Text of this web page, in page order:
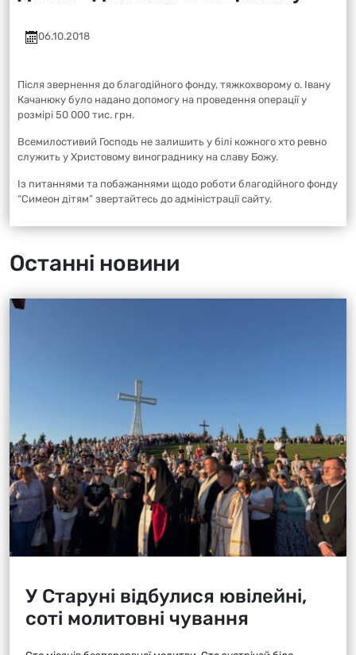
06.10.2018
Після звернення до благодійного фонду, тяжкохворому о. Івану
Качанюку було надано допомогу на проведення операції у
розмірі 50 000 тис. грн.
Всемилостивий Господь не залишить у білі кожного хто ревно
служить у Христовому винограднику на славу Божу.
Із питаннями та побажаннями щодо роботи благодійного фонду
“Симеон дітям” звертайтесь до адміністрації сайту.
Останні новини
У Старуні відбулися ювілейні,
соті молитовні чування